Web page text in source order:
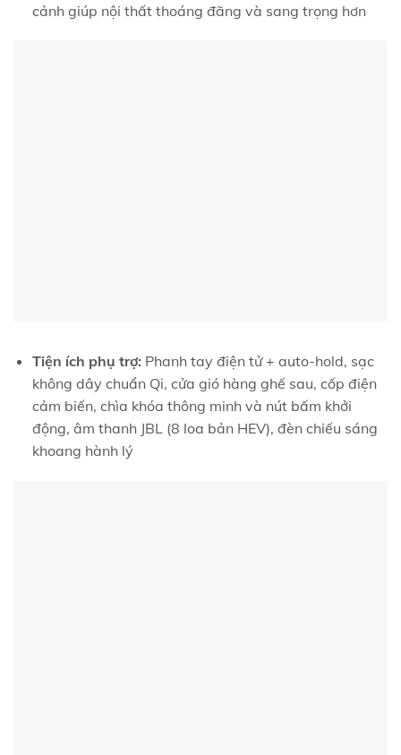
cảnh giúp nội thất thoáng đãng và sang trọng hơn
Tiện ích phụ trợ:Phanh tay điện tử + auto‑hold, sạc
không dây chuẩn Qi, cửa gió hàng ghế sau, cốp điện
cảm biến, chìa khóa thông minh và nút bấm khởi
động, âm thanh JBL (8 loa bản HEV), đèn chiếu sáng
khoang hành lý